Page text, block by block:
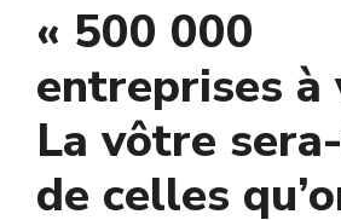
« 500 000
entreprises à
La vôtre
de celles